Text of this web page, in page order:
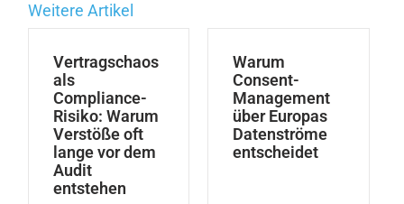
Weitere Artikel
Vertragschaos
als
Compliance-
Risiko: Warum
Verstöße oft
lange vor dem
Audit
entstehen
Warum
Consent-
Management
über Europas
Datenströme
entscheidet